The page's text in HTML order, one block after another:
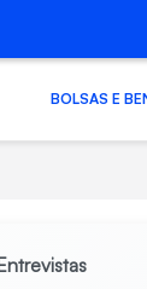
BOLSAS E